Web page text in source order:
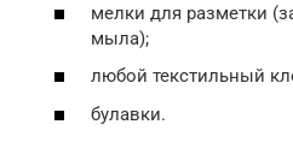
мелки для разметки
мыла);
любой текстильный
булавки.